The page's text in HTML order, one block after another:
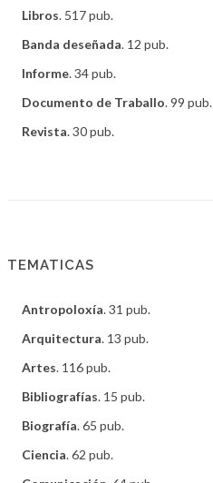
Libros. 517 pub.
Banda deseñada. 12 pub.
Informe. 34 pub.
Documento de Traballo. 99 pub.
Revista. 30 pub.
TEMATICAS
Antropoloxía. 31 pub.
Arquitectura. 13 pub.
Artes. 116 pub.
Bibliografías. 15 pub.
Biografía. 65 pub.
Ciencia. 62 pub.